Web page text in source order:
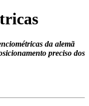
da alemã
preciso dos